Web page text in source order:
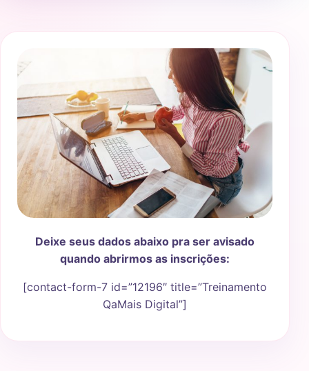
Deixe seus dados abaixo pra ser avisado
quando abrirmos as inscrições:
[contact-form-7 id=”12196″ title=”Treinamento
QaMais Digital”]